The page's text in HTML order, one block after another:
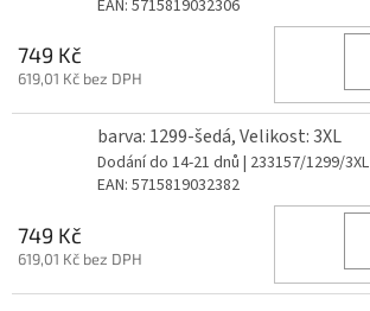
EAN: 5715819032306
749 Kč
619,01 Kč bez DPH
barva: 1299-šedá, Velikost: 3XL
Dodání do 14-21 dnů | 233157/1299/3XL
EAN: 5715819032382
749 Kč
619,01 Kč bez DPH